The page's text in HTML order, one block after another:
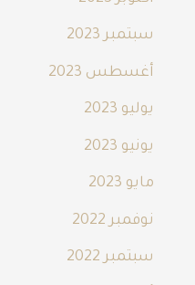
سبتمبر 2023
أغسطس 2023
يوليو 2023
يونيو 2023
مايو 2023
نوفمبر 2022
سبتمبر 2022